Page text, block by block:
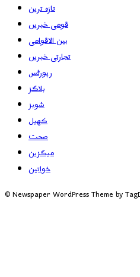
تازہ ترین
قومی خبریں
بین الاقوامی
تجارتی خبریں
رپورٹس
بلاگز
شوبز
کھیل
صحت
میگزین
خواتین
© Newspaper WordPress Theme by